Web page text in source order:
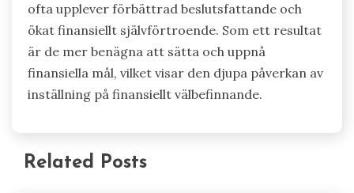
ofta upplever förbättrad beslutsfattande och
ökat finansiellt självförtroende. Som ett resultat
är de mer benägna att sätta och uppnå
finansiella mål, vilket visar den djupa påverkan av
inställning på finansiellt välbefinnande.
Related Posts